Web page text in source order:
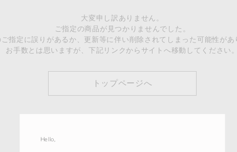
Hello,
大変申し訳ありません。
ご指定の商品が見つかりませんでした。
ご指定に誤りがあるか、更新等に伴い削除されてしまった可能性があ
お手数とは思いますが、下記リンクからサイトへ移動してください。
トップページへ